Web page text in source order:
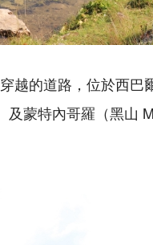
越的道路，位於西
及蒙特內哥羅（黑山